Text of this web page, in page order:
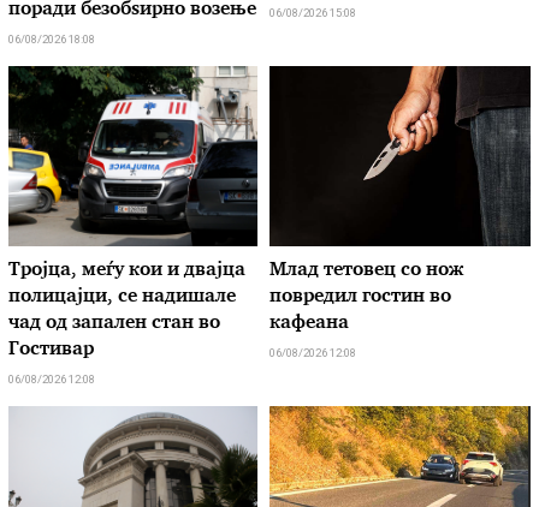
поради безобѕирно возење
06/08/2026 18:08
06/08/2026 15:08
Тројца, меѓу кои и двајца
полицајци, се надишале
чад од запален стан во
Гостивар
06/08/2026 12:08
Млад тетовец со нож
повредил гостин во
кафеана
06/08/2026 12:08